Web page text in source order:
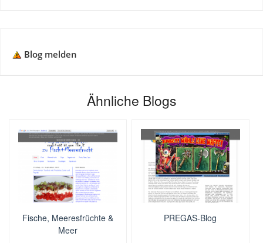
Blog melden
Ähnliche Blogs
Fische, Meeresfrüchte &
Meer
PREGAS-Blog